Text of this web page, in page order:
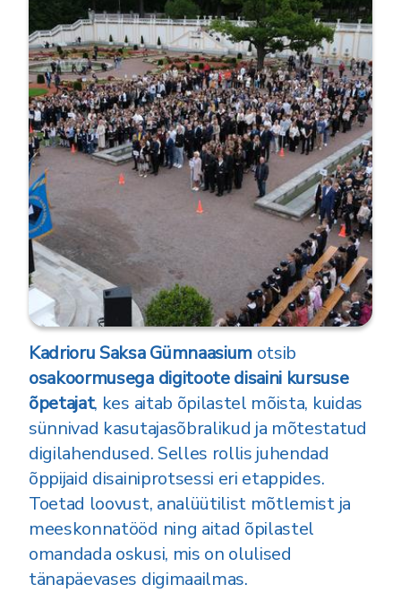
Kadrioru Saksa Gümnaasium otsib
osakoormusega digitoote disaini kursuse
õpetajat, kes aitab õpilastel mõista, kuidas
sünnivad kasutajasõbralikud ja mõtestatud
digilahendused. Selles rollis juhendad
õppijaid disainiprotsessi eri etappides.
Toetad loovust, analüütilist mõtlemist ja
meeskonnatööd ning aitad õpilastel
omandada oskusi, mis on olulised
tänapäevases digimaailmas.